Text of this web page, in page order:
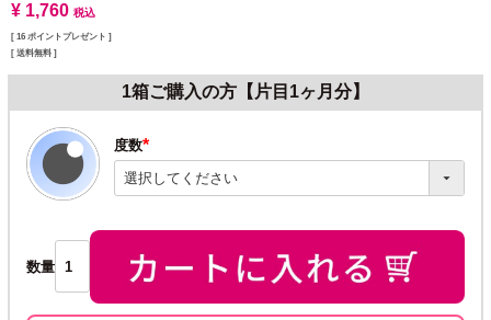
¥ 1,760 税込
[ 16 ポイントプレゼント ]
送料無料
1箱ご購入の方【片目1ヶ月分】
度数
(必
須)
数量